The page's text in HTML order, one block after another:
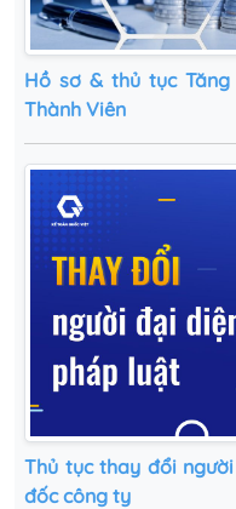
Hồ sơ & thủ tục Tăng
Thành Viên
Thủ tục thay đổi
đốc công ty